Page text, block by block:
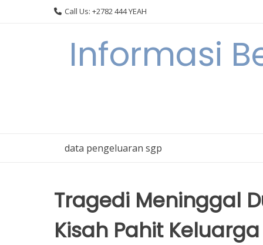
Call Us: +2782 444 YEAH
Informasi
data pengeluaran sgp
Tragedi Meninggal
Kisah Pahit